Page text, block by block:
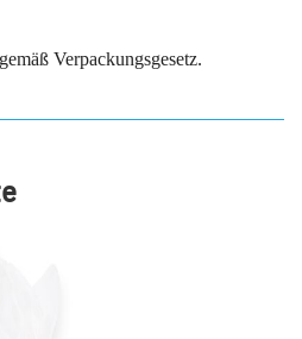
Verpackungsgesetz.